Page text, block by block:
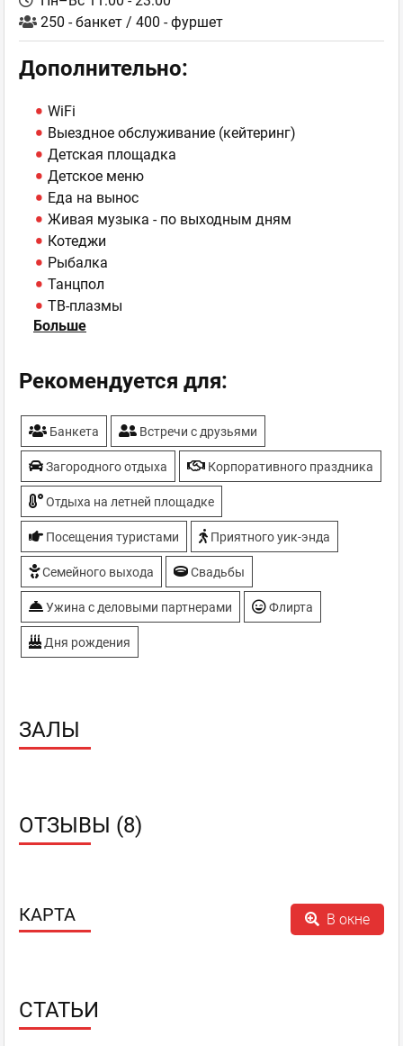
250 - банкет / 400 - фуршет
Дополнительно:
WiFi
Выездное обслуживание (кейтеринг)
Детская площадка
Детское меню
Еда на вынос
Живая музыка - по выходным дням
Котеджи
Рыбалка
Танцпол
ТВ-плазмы
У воды
Больше
Рекомендуется для:
Банкета Встречи с друзьями
Загородного отдыха Корпоративного праздника
Отдыха на летней площадке
Посещения туристами Приятного уик-энда
Семейного выхода Свадьбы
Ужина с деловыми партнерами Флирта
Дня рождения
ЗАЛЫ
ОТЗЫВЫ (8)
КАРТА В окне
СТАТЬИ